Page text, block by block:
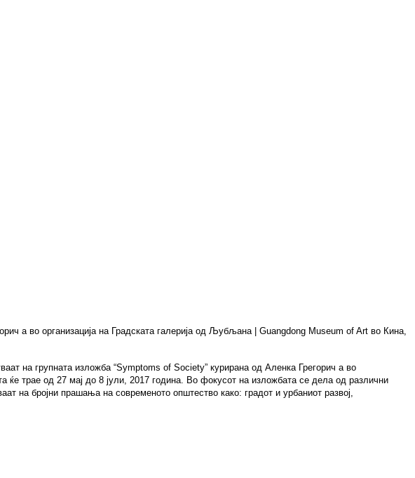
а во организација на Градската галерија од Љубљана| Guangdong Museum of Art во Кина,
на групната изложба “Symptoms of Society” курирана од Аленка Грегорич а во
ќе трае од 27 мај до 8 јули, 2017 година. Во фокусот на изложбата се дела од различни
на бројни прашања на современото општество како: градот и урбаниот развој,